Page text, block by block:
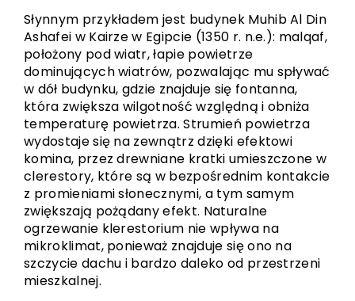
Słynnym przykładem jest budynek Muhib Al Din
Ashafei w Kairze w Egipcie (1350 r. n.e.): malqaf,
położony pod wiatr, łapie powietrze
dominujących wiatrów, pozwalając mu spływać
w dół budynku, gdzie znajduje się fontanna,
która zwiększa wilgotność względną i obniża
temperaturę powietrza. Strumień powietrza
wydostaje się na zewnątrz dzięki efektowi
komina, przez drewniane kratki umieszczone w
clerestory, które są w bezpośrednim kontakcie
z promieniami słonecznymi, a tym samym
zwiększają pożądany efekt. Naturalne
ogrzewanie klerestorium nie wpływa na
mikroklimat, ponieważ znajduje się ono na
szczycie dachu i bardzo daleko od przestrzeni
mieszkalnej.